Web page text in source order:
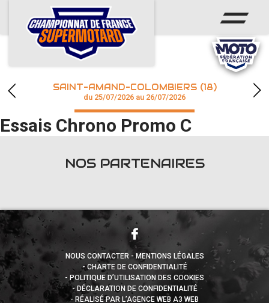
ACCUEIL
ACTUS
CALENDRIER
CHAMPIONNAT
RÉSULTATS
SAINT-AMAND-COLOMBIERS (18)
du 25/07/2026 au 26/07/2026
Essais Chrono Promo C
NOS PARTENAIRES
NOUS CONTACTER
MENTIONS LÉGALES
CHARTE DE CONFIDENTIALITÉ
POLITIQUE D’UTILISATION DES COOKIES
DÉCLARATION DE CONFIDENTIALITÉ
RÉALISÉ PAR L’AGENCE WEB A3 WEB